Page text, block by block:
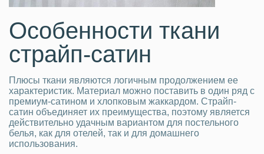
Особенности ткани
страйп-сатин
Плюсы ткани являются логичным продолжением ее
характеристик. Материал можно поставить в один ряд с
премиум-сатином и хлопковым жаккардом. Страйп-
сатин объединяет их преимущества, поэтому является
действительно удачным вариантом для постельного
белья, как для отелей, так и для домашнего
использования.